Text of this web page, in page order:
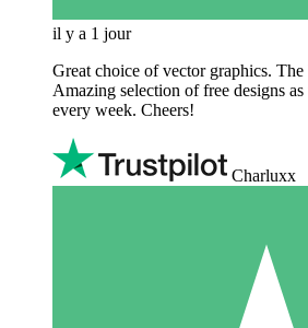
il y a 1 jour
Great choice of vector graphics. The
Amazing selection of free designs
every week. Cheers!
Charluxx